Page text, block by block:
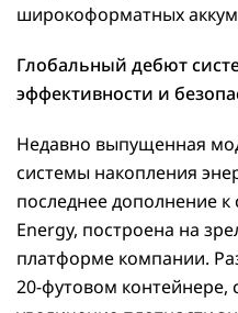
широкоформатных
Глобальный дебют
эффективности и
Недавно выпущенная
системы накопления
последнее дополнение к
Energy, построена на
платформе компании.
20-футовом контейнере,